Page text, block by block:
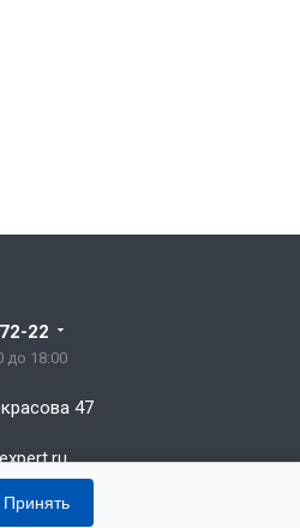
22
до 18:00
47
Принять